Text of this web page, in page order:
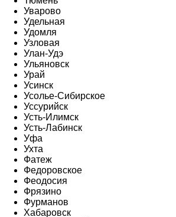
Уварово
Удельная
Удомля
Узловая
Улан-Удэ
Ульяновск
Урай
Усинск
Усолье-Сибирское
Уссурийск
Усть-Илимск
Усть-Лабинск
Уфа
Ухта
Фатеж
Федоровское
Феодосия
Фрязино
Фурманов
Хабаровск